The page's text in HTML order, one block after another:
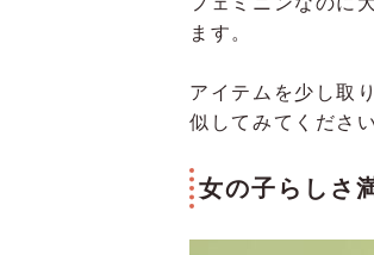
ます。
アイテムを少し取
似してみてくださ
女の子らしさ